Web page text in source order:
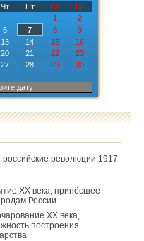
Чт Пт Сб
Вс
1
2
6 7 8
9
13 14 15
16
20 21 22
23
27 28 29
30
дату
российские революции 1917
ХХ века, принёсшее
России
ХХ века,
построения